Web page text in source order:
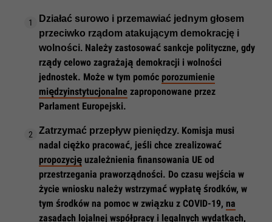
Działać surowo i przemawiać jednym głosem
przeciwko rządom atakującym demokrację i
wolności. Należy zastosować sankcje polityczne, gdy
rządy celowo zagrażają demokracji i wolności
jednostek. Może w tym pomóc porozumienie
międzyinstytucjonalne zaproponowane przez
Parlament Europejski.
Zatrzymać przepływ pieniędzy. Komisja musi
nadal ciężko pracować, jeśli chce zrealizować
propozycję uzależnienia finansowania UE od
przestrzegania praworządności. Do czasu wejścia w
życie wniosku należy wstrzymać wypłatę środków, w
tym środków na pomoc w związku z COVID-19, na
zasadach lojalnej współpracy i legalnych wydatkach,